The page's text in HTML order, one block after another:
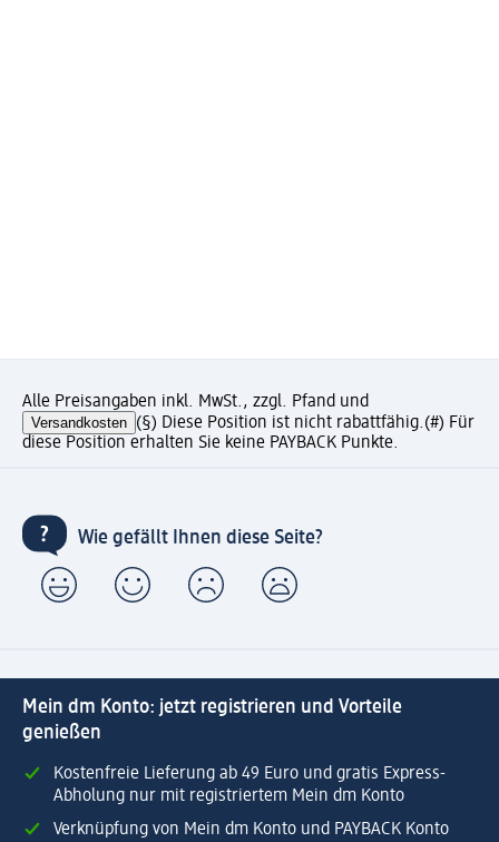
Alle Preisangaben inkl. MwSt., zzgl. Pfand und
Versandkosten (§) Diese Position ist nicht rabattfähig.(#) Für
diese Position erhalten Sie keine PAYBACK Punkte.
Wie gefällt Ihnen diese Seite?
Mein dm Konto: jetzt registrieren und Vorteile
genießen
Kostenfreie Lieferung ab 49 Euro und gratis Express-
Abholung nur mit registriertem Mein dm Konto
Verknüpfung von Mein dm Konto und PAYBACK Konto